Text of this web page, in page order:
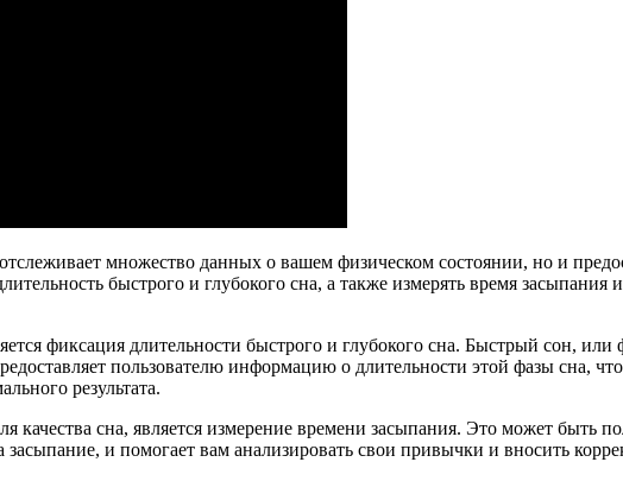
множество данных о вашем физическом состоянии, но и
быстрого и глубокого сна, а также измерять время
фиксация длительности быстрого и глубокого сна. Быстрый сон,
пользователю информацию о длительности этой фазы сна,
результата.
сна, является измерение времени засыпания. Это может быть
засыпание, и помогает вам анализировать свои привычки и вносить